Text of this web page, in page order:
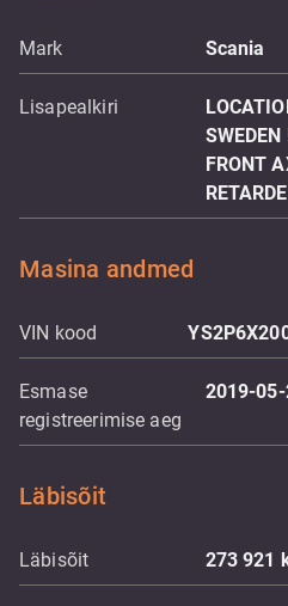
Mark Scania
Lisapealkiri
FRONT
Masina andmed
VIN kood
Esmase
registreerimise aeg
2019-
Läbisõit
Läbisõit 273 921